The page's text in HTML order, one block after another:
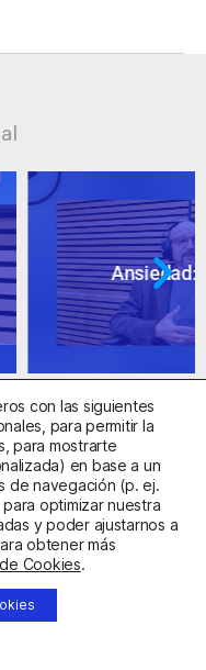
código E08737002
Política de Cookies
con las siguientes
para permitir la
para mostrarte
en base a un
de navegación (p. ej.
optimizar nuestra
y poder ajustarnos a
obtener más
Cookies.